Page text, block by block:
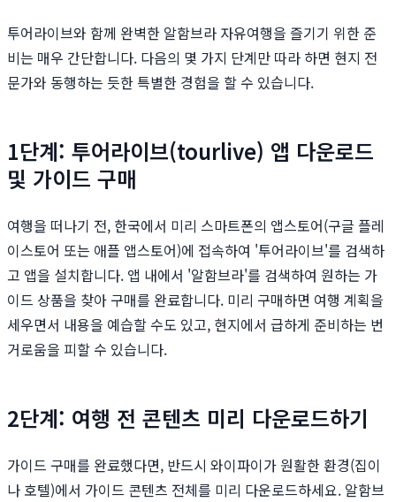
투어라이브와 함께 완벽한 알함브라 자유여행을 즐기기 위한 준
비는 매우 간단합니다. 다음의 몇 가지 단계만 따라 하면 현지 전
문가와 동행하는 듯한 특별한 경험을 할 수 있습니다.
1단계: 투어라이브(tourlive) 앱 다운로드
및 가이드 구매
여행을 떠나기 전, 한국에서 미리 스마트폰의 앱스토어(구글 플레
이스토어 또는 애플 앱스토어)에 접속하여 '투어라이브'를 검색하
고 앱을 설치합니다. 앱 내에서 '알함브라'를 검색하여 원하는 가
이드 상품을 찾아 구매를 완료합니다. 미리 구매하면 여행 계획을
세우면서 내용을 예습할 수도 있고, 현지에서 급하게 준비하는 번
거로움을 피할 수 있습니다.
2단계: 여행 전 콘텐츠 미리 다운로드하기
가이드 구매를 완료했다면, 반드시 와이파이가 원활한 환경(집이
나 호텔)에서 가이드 콘텐츠 전체를 미리 다운로드하세요. 알함브